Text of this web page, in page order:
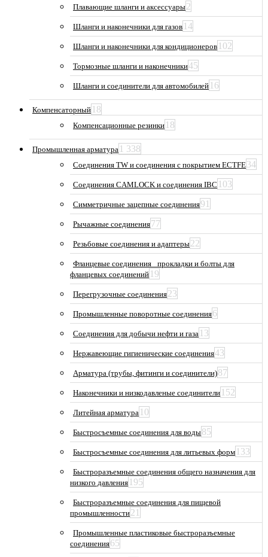
Плавающие шланги и аксессуары2
Шланги и наконечники для газов 14
Шланги и наконечники для кондиционеров 102
Тормозные шланги и наконечники45
Шланги и соединители для автомобилей 16
Компенсаторный 18
Компенсационные резинки 18
Промышленная арматура 1 338
Соединения TW и соединения с покрытием ECTFE34
Соединения CAMLOCK и соединения IBC 103
Симметричные зацепные соединения91
Рычажные соединения77
Резьбовые соединения и адаптеры22
Фланцевые соединения_ прокладки и болты для
фланцевых соединений 19
Перегрузочные соединения23
Промышленные поворотные соединения6
Соединения для добычи нефти и газа 13
Нержавеющие гигиенические соединения43
Арматура (трубы, фитинги и соединители)87
Наконечники и низкодавленые соединители 152
Литейная арматура 10
Быстросъемные соединения для воды85
Быстросъемные соединения для литьевых форм 133
Быстроразъемные соединения общего назначения для
низкого давления 195
Быстроразъемные соединения для пищевой
промышленности21
Промышленные пластиковые быстроразъемные
соединения65